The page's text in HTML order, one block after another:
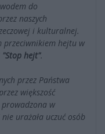
do
naszych
i kulturalnej.
przeciwnikiem hejtu w
"Stop hejt".
przez Państwa
większość
prowadzona w
urażała uczuć osób